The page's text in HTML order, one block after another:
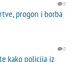
0
progon i borba
0
kako policija iz